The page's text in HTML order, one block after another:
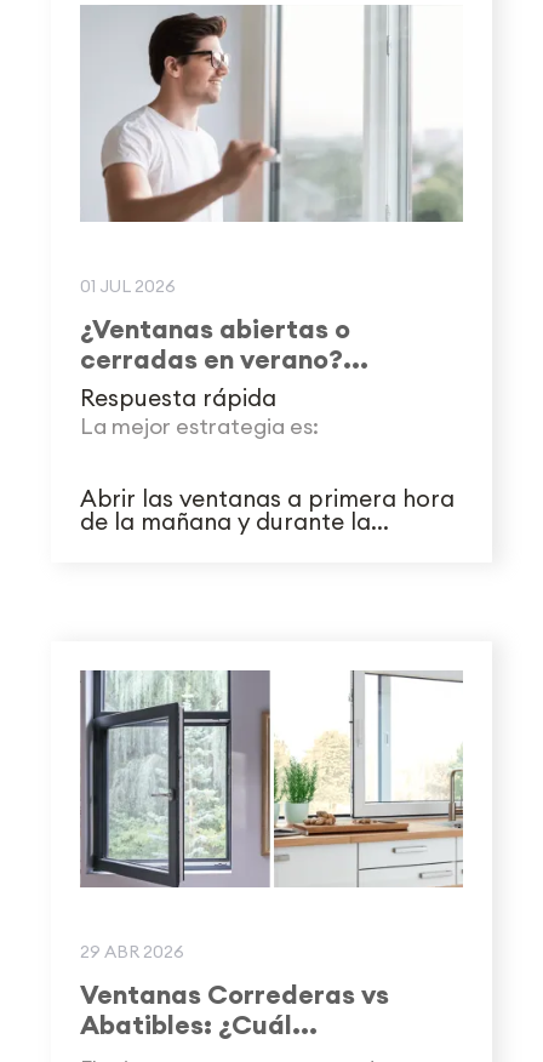
01 JUL 2026
¿Ventanas abiertas o
cerradas en verano?...
Respuesta rápida
La mejor estrategia es:
Abrir las ventanas a primera hora
de la mañana y durante la...
29 ABR 2026
Ventanas Correderas vs
Abatibles: ¿Cuál...